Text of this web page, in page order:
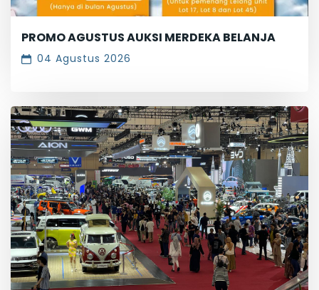
PROMO AGUSTUS AUKSI MERDEKA BELANJA
04 Agustus 2026